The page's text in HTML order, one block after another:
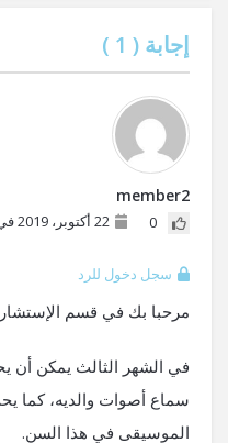
إجابة ( 1
)
member2
0 22 أكتوبر، 2019 في 10:19 م
سجل دخول للرد
مرحبا بك في قسم
في الشهر الثالث يمكن أن
سماع أصوات والديه، كما
الموسيقى في هذا السن.